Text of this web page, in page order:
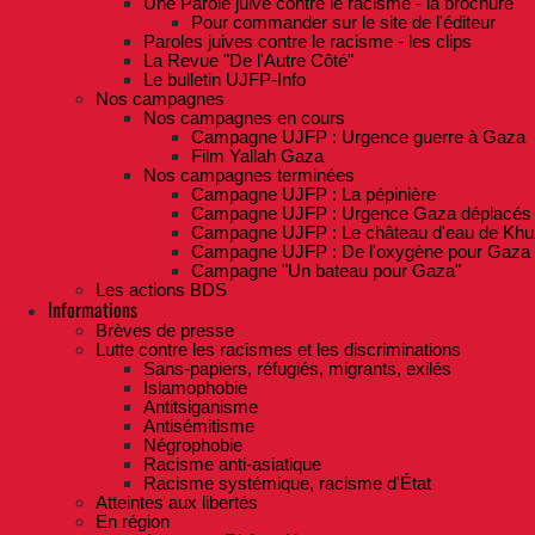
Pour commander sur le site de l'éditeur
Paroles juives contre le racisme - les clips
La Revue "De l'Autre Côté"
Le bulletin UJFP-Info
Nos campagnes
Nos campagnes en cours
Campagne UJFP : Urgence guerre à Gaza
Film Yallah Gaza
Nos campagnes terminées
Campagne UJFP : La pépinière
Campagne UJFP : Urgence Gaza déplacés
Campagne UJFP : Le château d'eau de
Campagne UJFP : De l'oxygène pour Gaza
Campagne "Un bateau pour Gaza"
Les actions BDS
Informations
Brèves de presse
Lutte contre les racismes et les discriminations
Sans-papiers, réfugiés, migrants, exilés
Islamophobie
Antitsiganisme
Antisémitisme
Négrophobie
Racisme anti-asiatique
Racisme systémique, racisme d'État
Atteintes aux libertés
En région